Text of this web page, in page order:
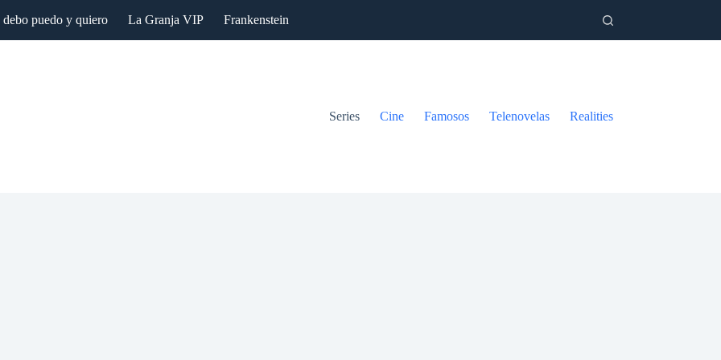
puedo y quiero La Granja VIP Frankenstein
Series Cine Famosos Telenovelas Realities